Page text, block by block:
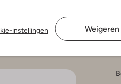
instellingen Weigeren